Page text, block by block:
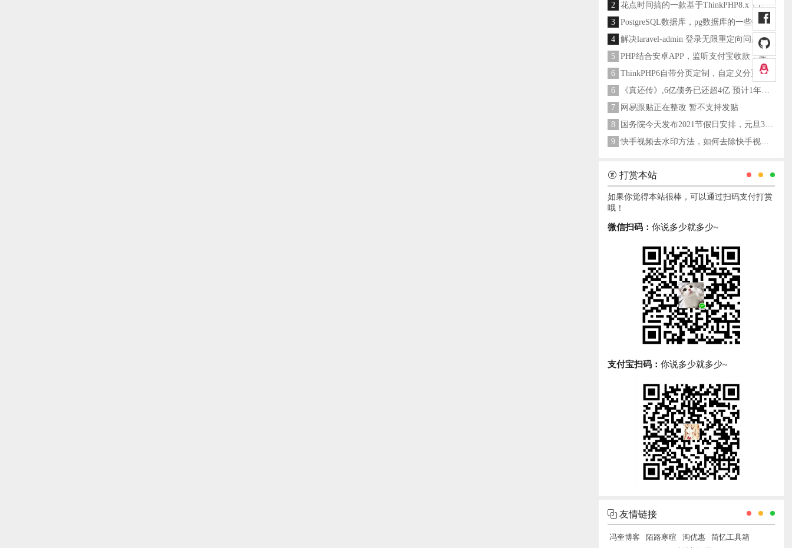
2
花点时间搞的一款基于ThinkPHP8.x + Layui架构开发的通用后台管理系统
3
PostgreSQL数据库，pg数据库的一些操作命令
4
解决laravel-admin 登录无限重定向问题
5
PHP结合安卓APP，监听支付宝收款，实现个人支付宝支付接口
6
ThinkPHP6自带分页定制，自定义分页类
6
《真还传》,6亿债务已还超4亿 预计1年多之内就能还清
7
网易跟贴正在整改 暂不支持发贴
8
国务院今天发布2021节假日安排，元旦3天，春节7天，劳动节5天
9
快手视频去水印方法，如何去除快手视频水印
打赏本站
如果你觉得本站很棒，可以通过扫码支付打赏
哦！
微信扫码： 你说多少就多少~
支付宝扫码： 你说多少就多少~
友情链接
冯奎博客 陌路寒暄 淘优惠
简忆工具箱